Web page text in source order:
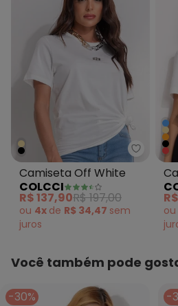
Colcci
Camiseta Off White
COLCCI
R$ 137,90R$ 197,00
ou 4x de R$ 34,47 sem
juros
ou
Você também pode
-30% -